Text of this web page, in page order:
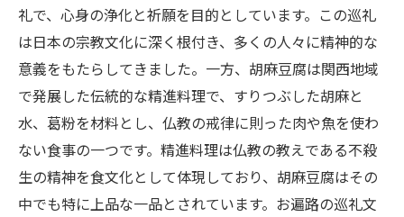
礼で、心身の浄化と祈願を目的としています。この巡礼
は日本の宗教文化に深く根付き、多くの人々に精神的な
意義をもたらしてきました。一方、胡麻豆腐は関西地域
で発展した伝統的な精進料理で、すりつぶした胡麻と
水、葛粉を材料とし、仏教の戒律に則った肉や魚を使わ
ない食事の一つです。精進料理は仏教の教えである不殺
生の精神を食文化として体現しており、胡麻豆腐はその
中でも特に上品な一品とされています。お遍路の巡礼文